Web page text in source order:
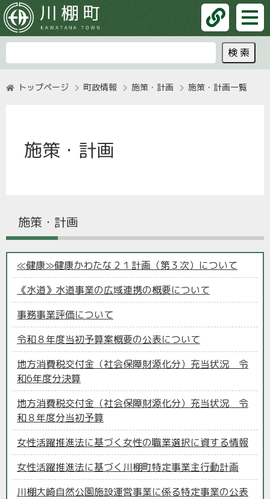
トップページ 町政情報 施策・計画 施策・計画一覧
施策・計画
施策・計画
≪健康≫健康かわたな２１計画（第３次）について
《水道》水道事業の広域連携の概要について
事務事業評価について
令和８年度当初予算案概要の公表について
地方消費税交付金（社会保障財源化分）充当状況 令
和6年度分決算
地方消費税交付金（社会保障財源化分）充当状況 令
和８年度分当初予算
女性活躍推進法に基づく女性の職業選択に資する情報
女性活躍推進法に基づく川棚町特定事業主行動計画
川棚大崎自然公園施設運営事業に係る特定事業の公表